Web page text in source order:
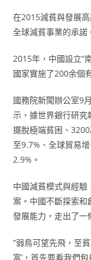
在2015減貧與發展
全球減貧事業的承諾
2015年，中國設立“
國家實施了200余個
國務院新聞辦公室9
示，據世界銀行研究
擺脫極端貧困、
至9.7%、全球貿易
2.9%。
中國減貧模式與經
案。中國不斷探索
發展能力，走出了一
“弱鳥可望先飛，至
富’，首先要看我們包